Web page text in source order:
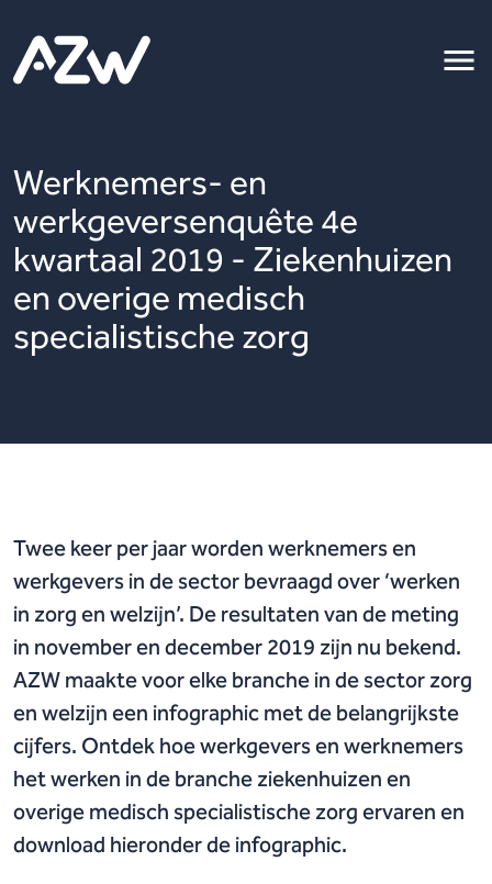
Werknemers- en
werkgeversenquête 4e
kwartaal 2019 - Ziekenhuizen
en overige medisch
specialistische zorg
Twee keer per jaar worden werknemers en
werkgevers in de sector bevraagd over ‘werken
in zorg en welzijn’. De resultaten van de meting
in november en december 2019 zijn nu bekend.
AZW maakte voor elke branche in de sector zorg
en welzijn een infographic met de belangrijkste
cijfers. Ontdek hoe werkgevers en werknemers
het werken in de branche ziekenhuizen en
overige medisch specialistische zorg ervaren en
download hieronder de infographic.